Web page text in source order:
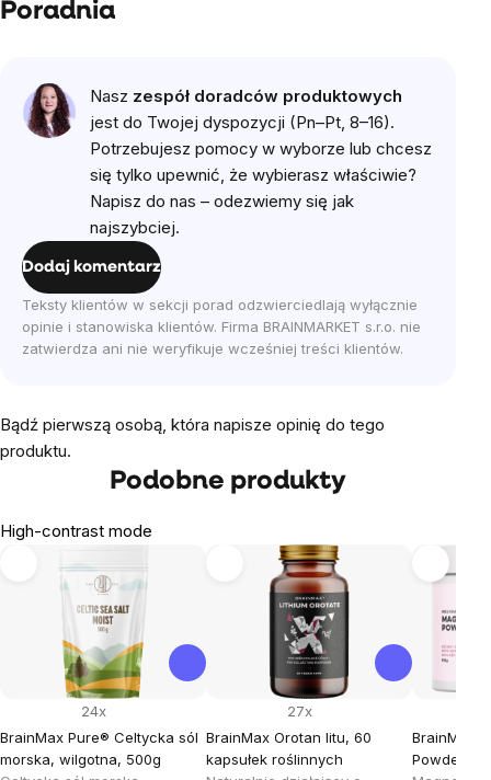
Poradnia
Nasz zespół doradców produktowych
jest do Twojej dyspozycji (Pn–Pt, 8–16).
Potrzebujesz pomocy w wyborze lub chcesz
się tylko upewnić, że wybierasz właściwie?
Napisz do nas – odezwiemy się jak
najszybciej.
Dodaj komentarz
Teksty klientów w sekcji porad odzwierciedlają wyłącznie
opinie i stanowiska klientów. Firma BRAINMARKET s.r.o. nie
zatwierdza ani nie weryfikuje wcześniej treści klientów.
Bądź pierwszą osobą, która napisze opinię do tego
produktu.
Podobne produkty
High-contrast mode
BrainMax Pure® Celtycka sól
morska, wilgotna, 500g
24x
BrainMax Orotan litu, 60
kapsułek roślinnych
27x
BrainMax
Powder,